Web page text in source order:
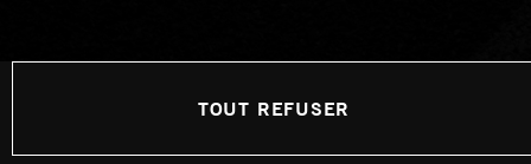
TOUT REFUSER